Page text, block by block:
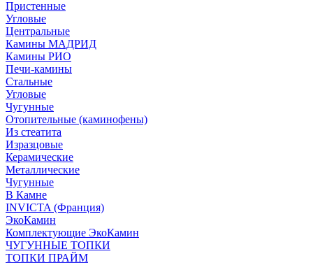
Пристенные
Угловые
Центральные
Камины МАДРИД
Камины РИО
Печи-камины
Стальные
Угловые
Чугунные
Отопительные (каминофены)
Из стеатита
Изразцовые
Керамические
Металлические
Чугунные
В Камне
INVICTA (Франция)
ЭкоКамин
Комплектующие ЭкоКамин
ЧУГУННЫЕ ТОПКИ
ТОПКИ ПРАЙМ